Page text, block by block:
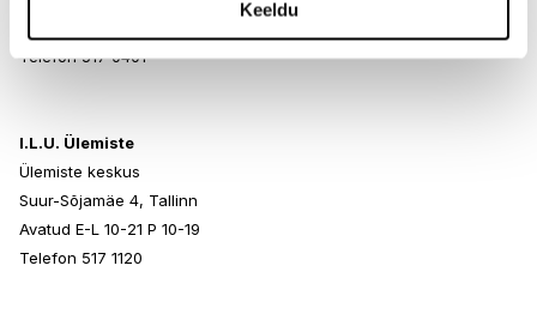
Keeldu
Telefon 517 0401
I.L.U. Ülemiste
Ülemiste keskus
Suur-Sõjamäe 4, Tallinn
Avatud E-L 10-21 P 10-19
Telefon 517 1120